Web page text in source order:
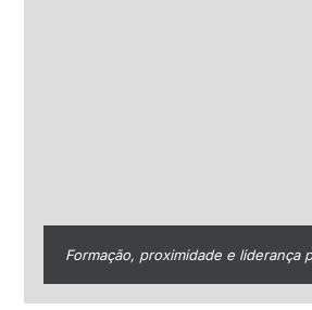
Formação, proximidade e liderança